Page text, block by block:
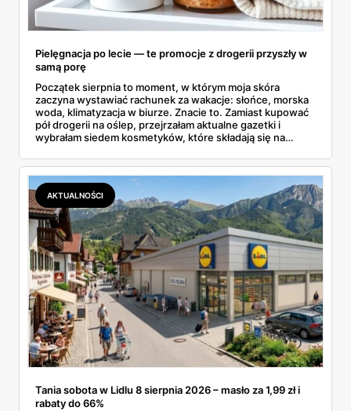
Pielęgnacja po lecie — te promocje z drogerii przyszły w
samą porę
Początek sierpnia to moment, w którym moja skóra
zaczyna wystawiać rachunek za wakacje: słońce, morska
woda, klimatyzacja w biurze. Znacie to. Zamiast kupować
pół drogerii na oślep, przejrzałam aktualne gazetki i
wybrałam siedem kosmetyków, które składają się na
dermokosmetyki Vichy. Wszystkie ceny sprawdziłam w
ofertach, terminy też.
AKTUALNOŚCI
Tania sobota w Lidlu 8 sierpnia 2026 – masło za 1,99 zł i
rabaty do 66%